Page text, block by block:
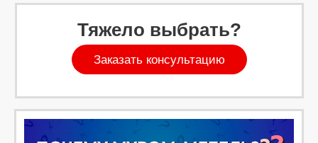
Тяжело выбрать?
Заказать консультацию